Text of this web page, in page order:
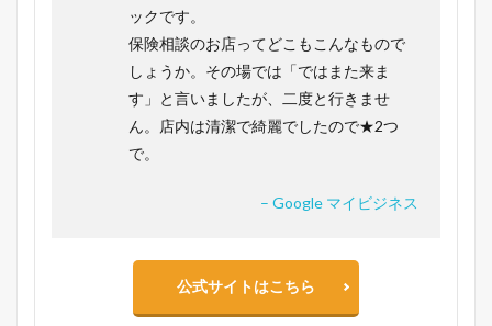
ックです。
保険相談のお店ってどこもこんなもので
しょうか。その場では「ではまた来ま
す」と言いましたが、二度と行きませ
ん。店内は清潔で綺麗でしたので★2つ
で。
– Google マイビジネス
公式サイトはこちら